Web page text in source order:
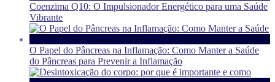
Coenzima Q10: O Impulsionador Energético para uma Saúde
Vibrante
O Papel do Pâncreas na Inflamação: Como Manter a Saúde
do Pâncreas para Prevenir a Inflamação